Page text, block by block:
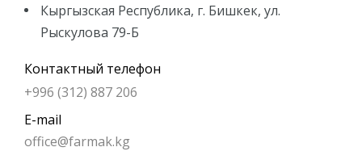
Кыргызская Республика, г. Бишкек, ул.
Рыскулова 79-Б
Контактный телефон
+996 (312) 887 206
E-mail
office@farmak.kg